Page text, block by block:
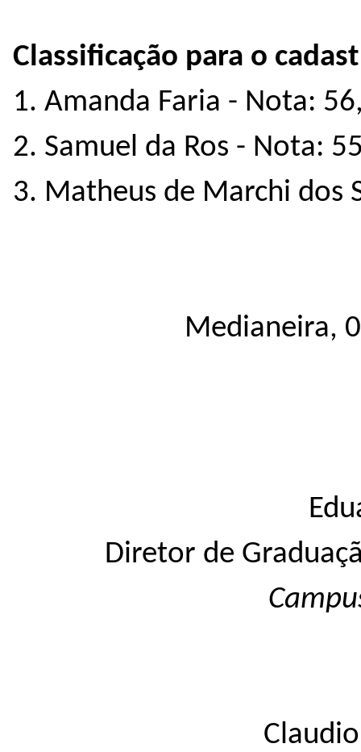
Classificação para o
1. Amanda Faria - Nota:
2. Samuel da Ros - Nota:
3. Matheus de Marchi dos
Medianeira,
Diretor de